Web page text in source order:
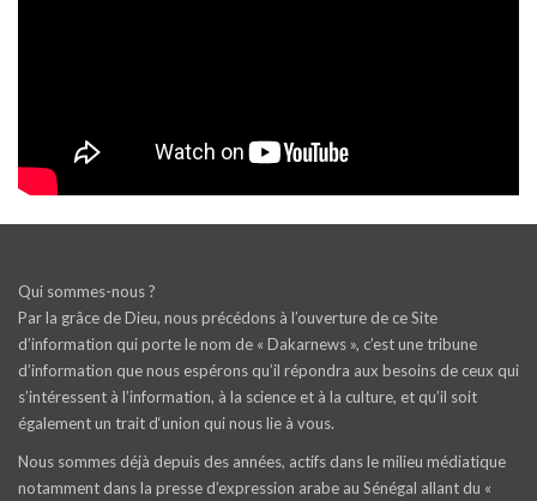
Qui sommes-nous ?
Par la grâce de Dieu, nous précédons à l’ouverture de ce Site
d’information qui porte le nom de « Dakarnews », c’est une tribune
d’information que nous espérons qu’il répondra aux besoins de ceux qui
s’intéressent à l’information, à la science et à la culture, et qu’il soit
également un trait d‘union qui nous lie à vous.
Nous sommes déjà depuis des années, actifs dans le milieu médiatique
notamment dans la presse d’expression arabe au Sénégal allant du «